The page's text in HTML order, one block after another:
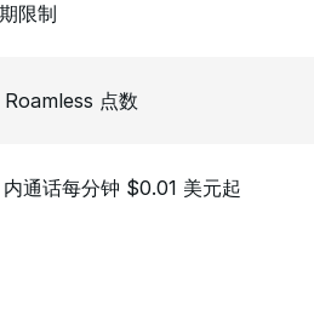
限制
Roamless 点数
通话每分钟 $0.01 美元起